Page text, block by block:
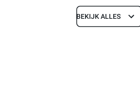
Afmetingen
BEKIJK ALLES